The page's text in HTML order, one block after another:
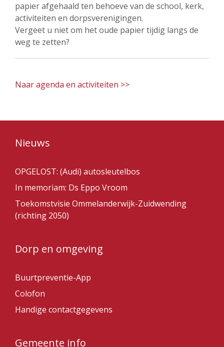
papier afgehaald ten behoeve van de school, kerk,
activiteiten en dorpsverenigingen.
Vergeet u niet om het oude papier tijdig langs de
weg te zetten?
Naar agenda en activiteiten >>
Nieuws
OPGELOST: (Audi) autosleutelbos
In memoriam: Ds Eppo Vroom
Toekomstvisie Ommelanderwijk-Zuidwending
(richting 2050)
Dorp en omgeving
Buurtpreventie-App
Colofon
Handige contactgegevens
Gemeente info